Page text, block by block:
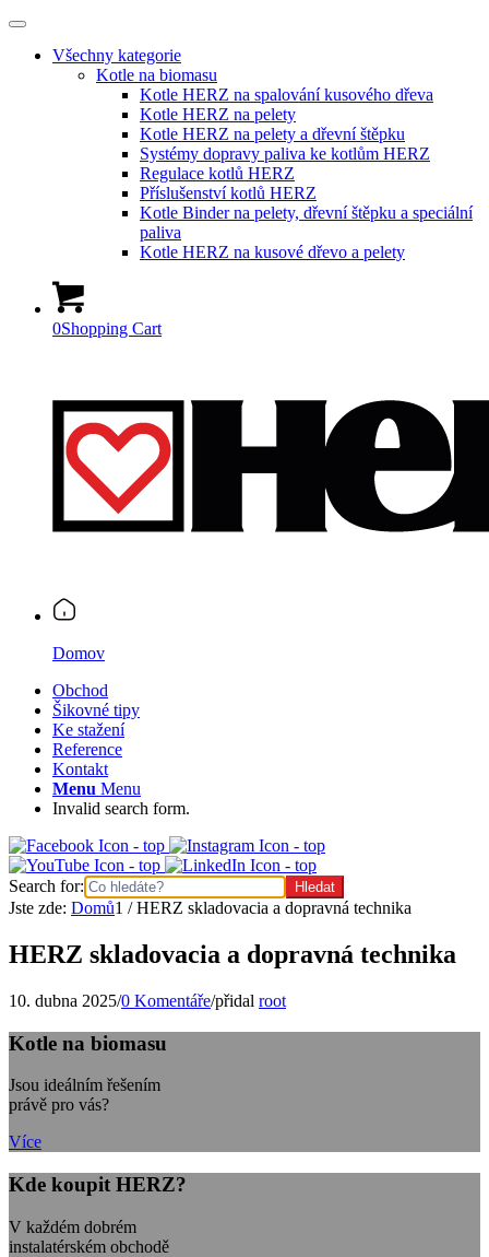
Všechny kategorie
Kotle na biomasu
Kotle HERZ na spalování kusového dřeva
Kotle HERZ na pelety
Kotle HERZ na pelety a dřevní štěpku
Systémy dopravy paliva ke kotlům HERZ
Regulace kotlů HERZ
Příslušenství kotlů HERZ
Kotle Binder na pelety, dřevní štěpku a speciální
paliva
Kotle HERZ na kusové dřevo a pelety
0Shopping Cart
Domov
Obchod
Šikovné tipy
Ke stažení
Reference
Kontakt
Menu Menu
Invalid search form.
Search for:
Jste zde: Domů1 / HERZ skladovacia a dopravná technika
HERZ skladovacia a dopravná technika
10. dubna 2025/0 Komentáře/přidal root
Kotle na biomasu
Jsou ideálním řešením
právě pro vás?
Více
Kde koupit HERZ?
V každém dobrém
instalatérském obchodě